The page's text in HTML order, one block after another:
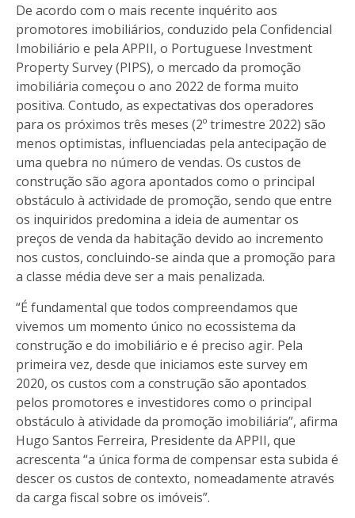
De acordo com o mais recente inquérito aos
promotores imobiliários, conduzido pela Confidencial
Imobiliário e pela APPII, o Portuguese Investment
Property Survey (PIPS), o mercado da promoção
imobiliária começou o ano 2022 de forma muito
positiva. Contudo, as expectativas dos operadores
para os próximos três meses (2º trimestre 2022) são
menos optimistas, influenciadas pela antecipação de
uma quebra no número de vendas. Os custos de
construção são agora apontados como o principal
obstáculo à actividade de promoção, sendo que entre
os inquiridos predomina a ideia de aumentar os
preços de venda da habitação devido ao incremento
nos custos, concluindo-se ainda que a promoção para
a classe média deve ser a mais penalizada.
“É fundamental que todos compreendamos que
vivemos um momento único no ecossistema da
construção e do imobiliário e é preciso agir. Pela
primeira vez, desde que iniciamos este survey em
2020, os custos com a construção são apontados
pelos promotores e investidores como o principal
obstáculo à atividade da promoção imobiliária”, afirma
Hugo Santos Ferreira, Presidente da APPII, que
acrescenta “a única forma de compensar esta subida é
descer os custos de contexto, nomeadamente através
da carga fiscal sobre os imóveis”.